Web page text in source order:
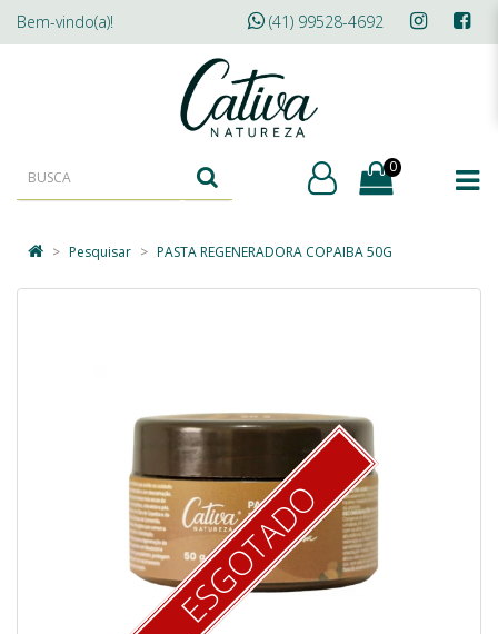
Bem-vindo(a)! (41) 99528-4692
0
Pesquisar PASTA REGENERADORA COPAIBA 50G
ESGOTADO